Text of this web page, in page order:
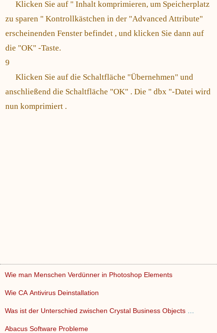
Klicken Sie auf " Inhalt komprimieren, um Speicherplatz
zu sparen " Kontrollkästchen in der "Advanced Attribute"
erscheinenden Fenster befindet , und klicken Sie dann auf
die "OK" -Taste.
9
Klicken Sie auf die Schaltfläche "Übernehmen" und
anschließend die Schaltfläche "OK" . Die " dbx "-Datei wird
nun komprimiert .
Wie man Menschen Verdünner in Photoshop Elements
Wie CA Antivirus Deinstallation
Abacus Software Probleme